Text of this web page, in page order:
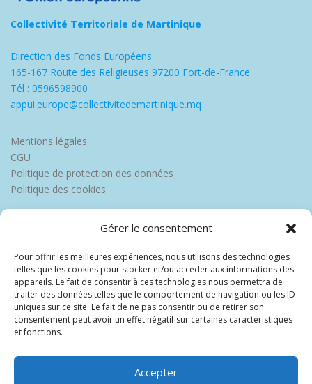
Gérer le consentement
Pour offrir les meilleures expériences, nous utilisons des technologies
telles que les cookies pour stocker et/ou accéder aux informations des
appareils. Le fait de consentir à ces technologies nous permettra de
traiter des données telles que le comportement de navigation ou les ID
uniques sur ce site. Le fait de ne pas consentir ou de retirer son
consentement peut avoir un effet négatif sur certaines caractéristiques
et fonctions.
Accepter
Collectivité Territoriale de Martinique
Direction des Fonds Européens
165-167 Route des Religieuses 97200 Fort-de-France
Tél : 0596598900
appui.europe@collectivitedemartinique.mq
Mentions légales
CGU
Politique de protection des données
Politique des cookies